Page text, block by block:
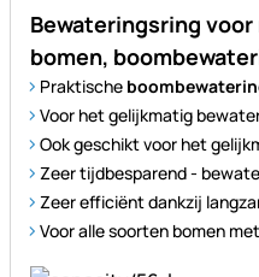
Bewateringsring
bomen,
Praktische
Voor het gelijkmatig
Ook geschikt voor het
Zeer tijdbesparend -
Zeer efficiënt dankzij
Voor alle soorten bomen